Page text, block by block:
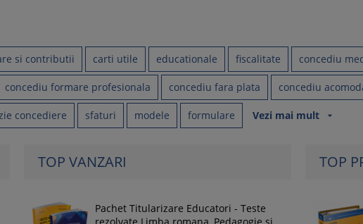
si contributii carti utile educationale fiscalitate concediu
concediu formare profesionala concediu fara plata concediu
concediere sfaturi modele formulare Vezi mai mult arrow_drop_down
TOP VANZARI
Pachet Titularizare Educatori - Teste
TOP